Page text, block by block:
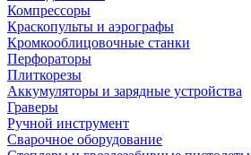
Компрессоры
Краскопульты и аэрографы
Кромкооблицовочные станки
Перфораторы
Плиткорезы
Аккумуляторы и зарядные устройства
Граверы
Ручной инструмент
Сварочное оборудование